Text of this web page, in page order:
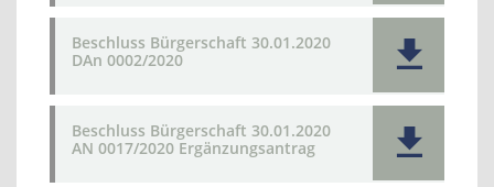
Beschluss Bürgerschaft 30.01.2020
DAn 0002/2020
Beschluss Bürgerschaft 30.01.2020
AN 0017/2020 Ergänzungsantrag